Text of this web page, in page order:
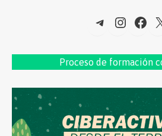
Proceso de formación